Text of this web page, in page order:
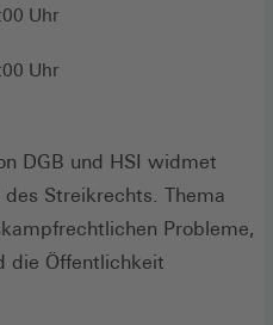
Uhr
Uhr
DGB und HSI widmet
Streikrechts. Thema
Probleme,
die Öffentlichkeit